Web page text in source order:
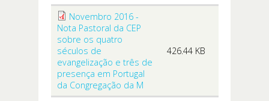
Novembro 2016 -
Nota Pastoral da CEP
sobre os quatro
séculos de
evangelização e três de
presença em Portugal
da Congregação da M
426.44 KB